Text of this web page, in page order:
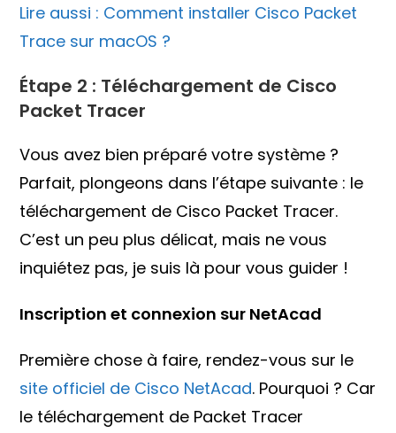
Lire aussi : Comment installer Cisco Packet
Trace sur macOS ?
Étape 2 : Téléchargement de Cisco
Packet Tracer
Vous avez bien préparé votre système ?
Parfait, plongeons dans l’étape suivante : le
téléchargement de Cisco Packet Tracer.
C’est un peu plus délicat, mais ne vous
inquiétez pas, je suis là pour vous guider !
Inscription et connexion sur NetAcad
Première chose à faire, rendez-vous sur le
site officiel de Cisco NetAcad. Pourquoi ? Car
le téléchargement de Packet Tracer